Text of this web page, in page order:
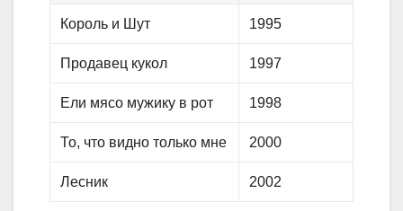
Король и Шут 1995
Продавец кукол 1997
Ели мясо мужику в рот 1998
То, что видно только мне 2000
Лесник 2002